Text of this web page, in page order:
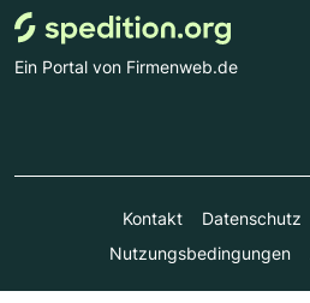
Ein Portal von Firmenweb.de
Kontakt Datenschutz
Nutzungsbedingungen